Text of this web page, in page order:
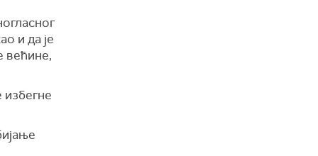
и да је
већине,
избегне